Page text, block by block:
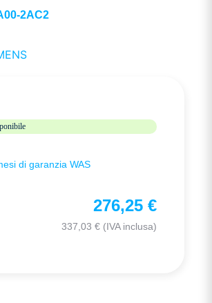
2AC2
di garanzia WAS
276,25 €
337,03 € (IVA inclusa)